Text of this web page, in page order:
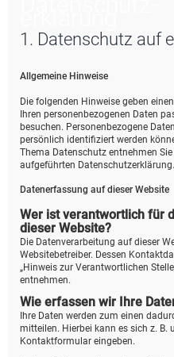
1. Datenschutz auf
Allgemeine Hinweise
Die folgenden Hinweise geben
Ihren personenbezogenen Daten
besuchen. Personenbezogene
persönlich identifiziert werden
Thema Datenschutz entnehmen
aufgeführten Datenschutzerklärung.
Datenerfassung auf dieser Website
Wer ist verantwortlich für
dieser Website?
Die Datenverarbeitung auf dieser
Websitebetreiber. Dessen
„Hinweis zur Verantwortlichen
entnehmen.
Wie erfassen wir Ihre
Ihre Daten werden zum einen
mitteilen. Hierbei kann es sich z. B.
Kontaktformular eingeben.